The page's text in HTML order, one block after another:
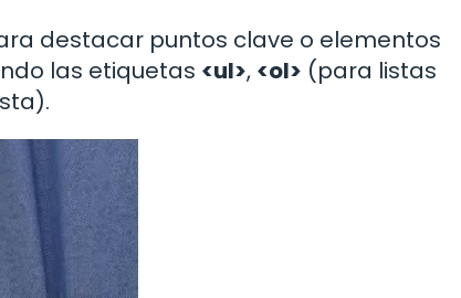
destacar puntos clave o elementos
las etiquetas <ul>, <ol> (para listas